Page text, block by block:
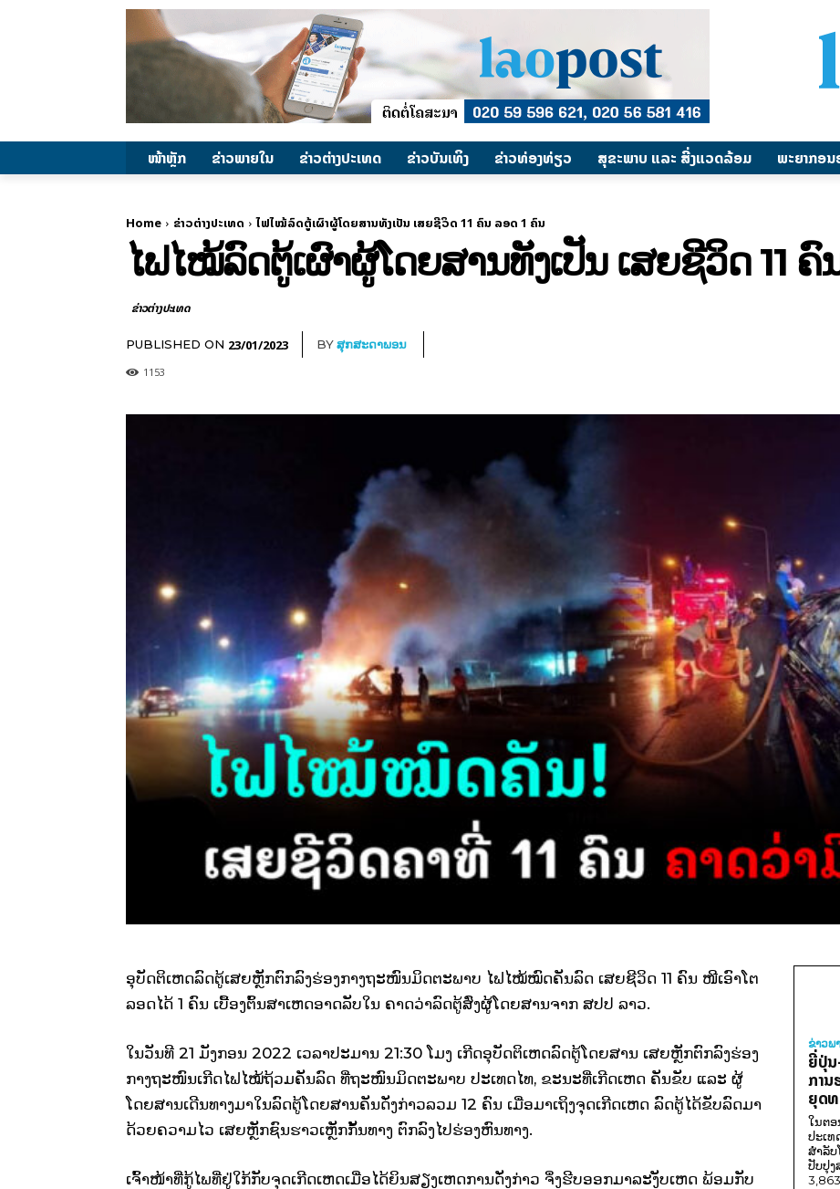
ໜ້າຫຼັກ ຂ່າວພາຍ​ໃນ ຂ່າວຕ່າງປະເທດ ​ຂ່າວບັນເທິງ ​ຂ່າວທ່ອງທ່ຽວ ສຸຂະພາບ ແລະ ສີ່ງແວດລ້ອມ ພະຍາກອນ
Home ຂ່າວຕ່າງປະເທດ ໄຟໄໝ້ລົດຕູ້ເຜົາຜູ້ໂດຍສານທັງເປັນ ເສຍຊີວິດ 11 ຄົນ ລອດ 1 ຄົນ
ໄຟໄໝ້ລົດຕູ້ເຜົາຜູ້ໂດຍສານທັງເປັນ ເສຍຊີວິດ 11 ຄົ
ຂ່າວຕ່າງປະເທດ
PUBLISHED ON 23/01/2023 BYສຸກສະດາພອນ
1153
ອຸບັດຕິເຫດລົດຕູ້ເສຍຫຼັກຕົກລົງຮ່ອງກາງຖະໜົນມິດຕະພາບ ໄຟໄໝ້ໝົດຄັນລົດ ເສຍຊີວິດ 11 ຄົນ ໜີເອົາໂຕ
ລອດໄດ້ 1 ຄົນ ເບື້ອງຕົ້ນສາເຫດອາດລັບໃນ ຄາດວ່າລົດຕູ້ສົ່ງຜູ້ໂດຍສານຈາກ ສປປ ລາວ.
ໃນວັນທີ 21 ມັງກອນ 2022 ເວລາປະມານ 21:30 ໂມງ ເກີດອຸບັດຕິເຫດລົດຕູ້ໂດຍສານ ເສຍຫຼັກຕົກລົງຮ່ອງ
ກາງຖະໜົນເກີດໄຟໄໝ້ຖ້ວມຄັນລົດ ທີ່ຖະໜົນມິດຕະພາບ ປະເທດໄທ, ຂະນະທີ່ເກີດເຫດ ຄັນຂັບ ແລະ ຜູ້
ໂດຍສານເດີນທາງມາໃນລົດຕູ້ໂດຍສານຄັນດັ່ງກ່າວລວມ 12 ຄົນ ເມື່ອມາເຖິງຈຸດເກີດເຫດ ລົດຕູ້ໄດ້ຂັບລົດມາ
ດ້ວຍຄວາມໄວ ເສຍຫຼັກຊົນຮາວເຫຼັກກັ້ນທາງ ຕົກລົງໄປຮ່ອງຫົນທາງ.
ເຈົ້າໜ້າທີ່ກູ້ໄພທີ່ຢູ່ໃກ້ກັບຈຸດເກີດເຫດເມື່ອໄດ້ຍິນສຽງເຫດການດັ່ງກ່າວ ຈຶ່ງຮີບອອກມາລະງັບເຫດ ພ້ອມກັບ
ຂ່າວພ
ຍີ່ປຸ່ນ
ການ
ຍຸດທ
ໃນຕອ
ປະເທ
ສໍາລັ
ປັບປຸ